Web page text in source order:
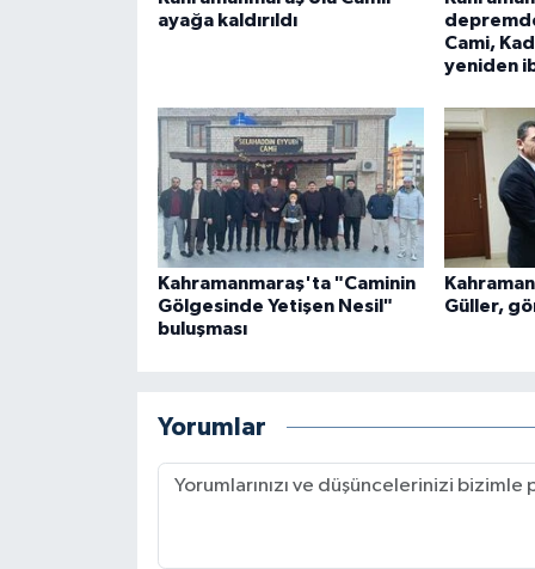
ayağa kaldırıldı
Cami,
yeniden
Kahramanmaraş'ta "Caminin
Gölgesinde Yetişen Nesil"
buluşması
Güller,
Yorumlar
Gümüşhane Müftülüğü
Hatay Müftülüğü
Iğdır Müftülüğü
Isparta Müftülüğü
İstanbul Müftülüğü